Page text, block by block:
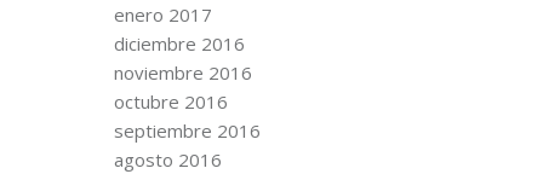
enero 2017
diciembre 2016
noviembre 2016
octubre 2016
septiembre 2016
agosto 2016